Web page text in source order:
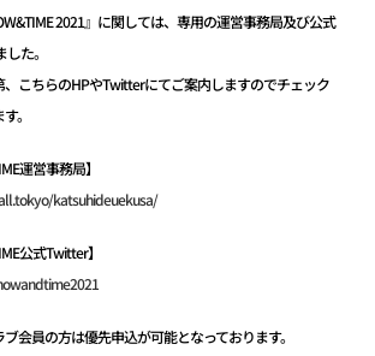
2021』に関しては、専用の運営事務局及び公式
た。
こちらのHPやTwitterにてご案内しますのでチェック
。
運営事務局】
katsuhideuekusa/
公式Twitter】
会員の方は優先申込が可能となっております。